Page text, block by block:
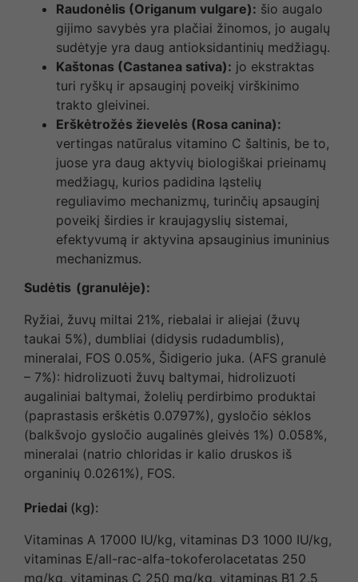
Raudonėlis (Origanum vulgare): šio augalo
gijimo savybės yra plačiai žinomos, jo augalų
sudėtyje yra daug antioksidantinių medžiagų.
Kaštonas (Castanea sativa): jo ekstraktas
turi ryškų ir apsauginį poveikį virškinimo
trakto gleivinei.
Erškėtrožės žievelės (Rosa canina):
vertingas natūralus vitamino C šaltinis, be to,
juose yra daug aktyvių biologiškai prieinamų
medžiagų, kurios padidina ląstelių
reguliavimo mechanizmų, turinčių apsauginį
poveikį širdies ir kraujagyslių sistemai,
efektyvumą ir aktyvina apsauginius imuninius
mechanizmus.
Sudėtis (granulėje):
Ryžiai, žuvų miltai 21%, riebalai ir aliejai (žuvų
taukai 5%), dumbliai (didysis rudadumblis),
mineralai, FOS 0.05%, Šidigerio juka. (AFS granulė
– 7%): hidrolizuoti žuvų baltymai, hidrolizuoti
augaliniai baltymai, žolelių perdirbimo produktai
(paprastasis erškėtis 0.0797%), gysločio sėklos
(balkšvojo gysločio augalinės gleivės 1%) 0.058%,
mineralai (natrio chloridas ir kalio druskos iš
organinių 0.0261%), FOS.
Priedai (kg):
Vitaminas A 17000 IU/kg, vitaminas D3 1000 IU/kg,
vitaminas E/all-rac-alfa-tokoferolacetatas 250
mg/kg, vitaminas C 250 mg/kg, vitaminas B1 2.5